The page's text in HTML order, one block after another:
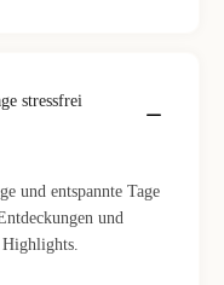
stressfrei
und entspannte Tage
und
Highlights.